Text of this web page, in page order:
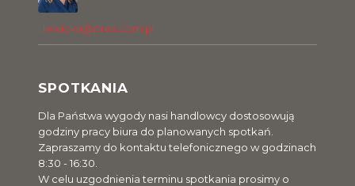
i.lewicka@pres.com.pl
SPOTKANIA
Dla Państwa wygody nasi handlowcy dostosowują
godziny pracy biura do planowanych spotkań.
Zapraszamy do kontaktu telefonicznego w godzinach
8:30 - 16:30.
W celu uzgodnienia terminu spotkania prosimy o